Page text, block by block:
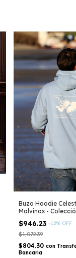
Buzo Hoodie
Malvinas -
$946.23 -12% OFF
$1,072.39
$804.30 con
Bancaria